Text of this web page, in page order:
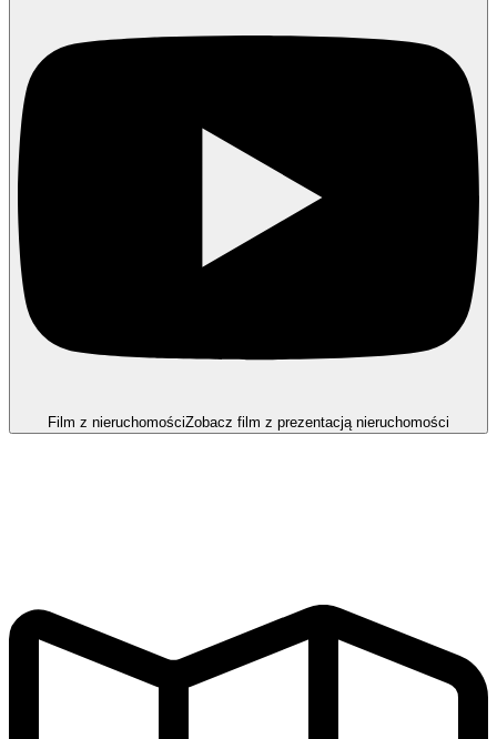
Film z nieruchomościZobacz film z prezentacją nieruchomości